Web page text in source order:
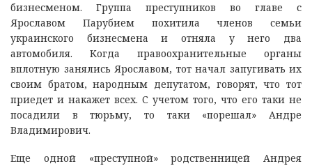
бизнесменом. Группа преступников во главе с
Ярославом Парубием похитила членов семьи
украинского бизнесмена и отняла у него два
автомобиля. Когда правоохранительные органы
вплотную занялись Ярославом, тот начал запугивать их
своим братом, народным депутатом, говорят, что тот
приедет и накажет всех. С учетом того, что его таки не
посадили в тюрьму, то таки «порешал» Андре
Владимирович.
Еще одной «преступной» родственницей Андрея